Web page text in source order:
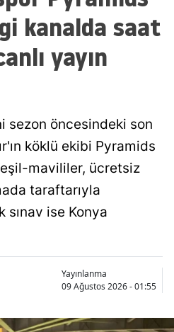
kanalda saat
yayın
sezon öncesindeki son
köklü ekibi Pyramids
mavililer, ücretsiz
taraftarıyla
ise Konya
Yayınlanma
09 Ağustos 2026 - 01:55